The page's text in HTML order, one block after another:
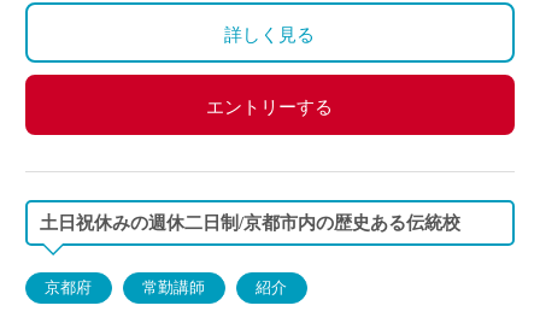
詳しく見る
エントリーする
土日祝休みの週休二日制/京都市内の歴史ある伝統校
京都府 常勤講師 紹介